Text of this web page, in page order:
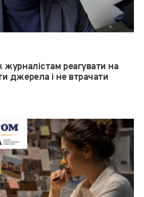
реагувати на
джерела і не втрачати